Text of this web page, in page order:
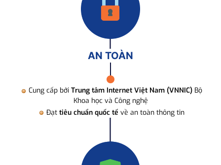
AN TOÀN
Cung cấp bởi Trung tâm Internet Việt Nam (VNNIC) Bộ
Khoa học và Công nghệ
Đạt tiêu chuẩn quốc tế về an toàn thông tin